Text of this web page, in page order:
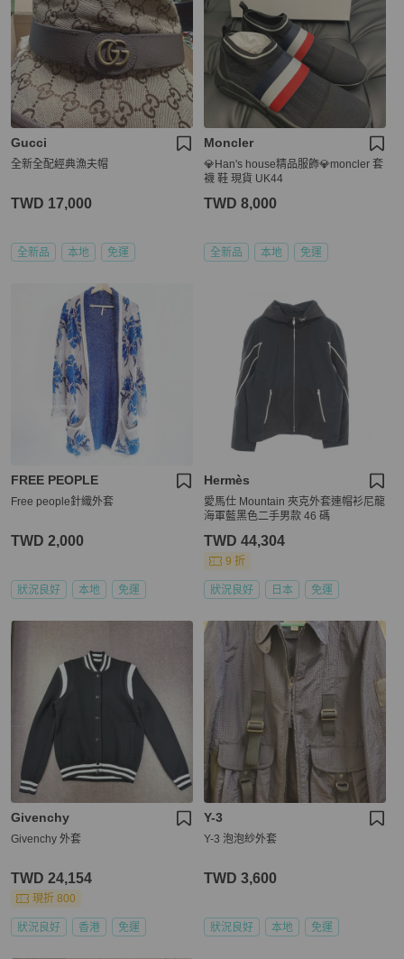
Gucci
全新全配經典漁夫帽
TWD 17,000
全新品 本地 免運
Moncler
💎Han's house精品服飾💎moncler 套
襪 鞋 現貨 UK44
TWD 8,000
全新品 本地 免運
FREE PEOPLE
Free people針織外套
TWD 2,000
狀況良好 本地 免運
Hermès
愛馬仕 Mountain 夾克外套連帽衫尼龍
海軍藍黑色二手男款 46 碼
TWD 44,304
9 折
狀況良好 日本 免運
Givenchy
Givenchy 外套
TWD 24,154
現折 800
狀況良好 香港 免運
Y-3
Y-3 泡泡紗外套
TWD 3,600
狀況良好 本地 免運